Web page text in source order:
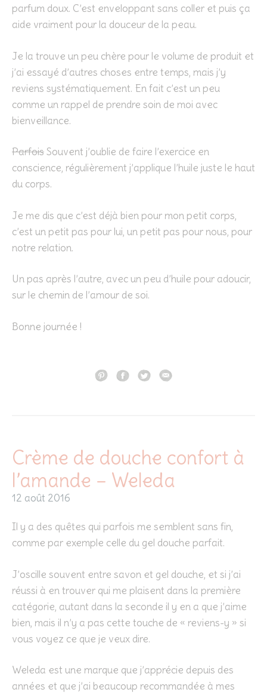
parfum doux. C’est enveloppant sans coller et puis ça
aide vraiment pour la douceur de la peau.
Je la trouve un peu chère pour le volume de produit et
j’ai essayé d’autres choses entre temps, mais j’y
reviens systématiquement. En fait c’est un peu
comme un rappel de prendre soin de moi avec
bienveillance.
ParfoisSouvent j’oublie de faire l’exercice en
conscience, régulièrement j’applique l’huile juste le haut
du corps.
Je me dis que c’est déjà bien pour mon petit corps,
c’est un petit pas pour lui, un petit pas pour nous, pour
notre relation.
Un pas après l’autre, avec un peu d’huile pour adoucir,
sur le chemin de l’amour de soi.
Bonne journée !
Crème de douche confort à
l’amande – Weleda
12 août 2016
Il y a des quêtes qui parfois me semblent sans fin,
comme par exemple celle du gel douche parfait.
J’oscille souvent entre savon et gel douche, et si j’ai
réussi à en trouver qui me plaisent dans la première
catégorie, autant dans la seconde il y en a que j’aime
bien, mais il n’y a pas cette touche de « reviens-y » si
vous voyez ce que je veux dire.
Weleda est une marque que j’apprécie depuis des
années et que j’ai beaucoup recommandée à mes